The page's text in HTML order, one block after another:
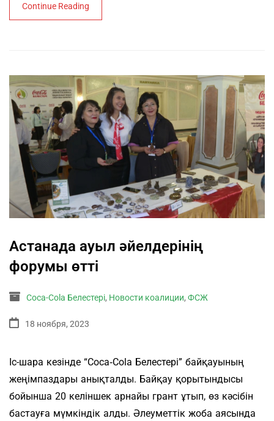
Continue Reading
Астанада ауыл әйелдерінің
форумы өтті
Coca-Cola Белестері, Новости коалиции, ФСЖ
18 ноября, 2023
Іс-шара кезінде “Coca‑Cola Белестерi” байқауының
жеңімпаздары анықталды. Байқау қорытындысы
бойынша 20 келіншек арнайы грант ұтып, өз кәсібін
бастауға мүмкіндік алды. Әлеуметтік жоба аясында